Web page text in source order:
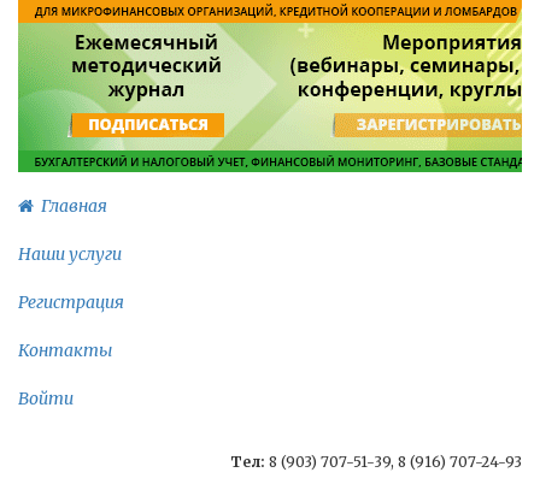
Главная
Наши услуги
Регистрация
Контакты
Войти
Тел: 8 (903) 707-51-39, 8 (916) 707-24-93